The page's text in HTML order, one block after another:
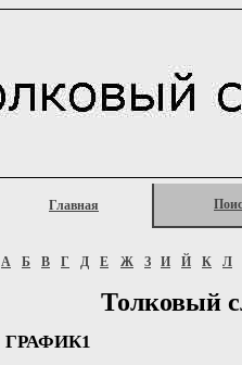
Главная
А Б В Г Д Е Ж З И Й К Л
Толковый
ГРАФИК1